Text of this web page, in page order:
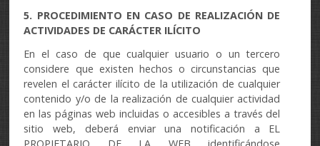
5. PROCEDIMIENTO EN CASO DE REALIZACIÓN DE
ACTIVIDADES DE CARÁCTER ILÍCITO
En el caso de que cualquier usuario o un tercero
considere que existen hechos o circunstancias que
revelen el carácter ilícito de la utilización de cualquier
contenido y/o de la realización de cualquier actividad
en las páginas web incluidas o accesibles a través del
sitio web, deberá enviar una notificación a EL
PROPIETARIO DE LA WEB identificándose